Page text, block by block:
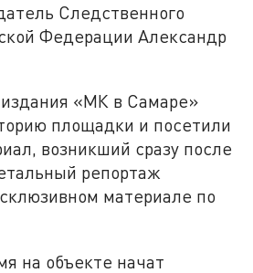
Следственного
Федерации Александр
«МК в Самаре»
площадки и посетили
возникший сразу после
репортаж
материале по
на объекте начат